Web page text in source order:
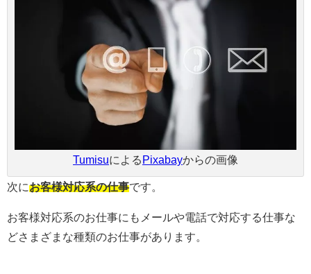
TumisuによるPixabayからの画像
次にお客様対応系の仕事です。
お客様対応系のお仕事にもメールや電話で対応する仕事な
どさまざまな種類のお仕事があります。